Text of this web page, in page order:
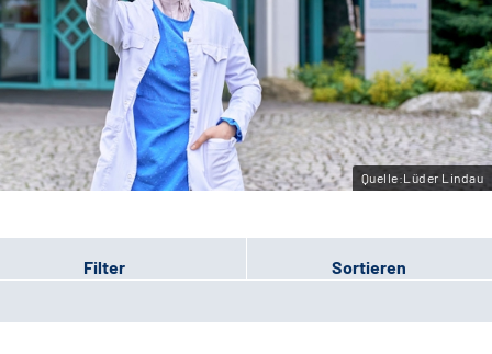
Suche
Leichte Sprache
Gebärdensprache
Quelle:Lüder Lindau
Filter Sortieren